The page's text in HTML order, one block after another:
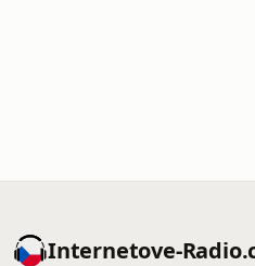
Internetove-